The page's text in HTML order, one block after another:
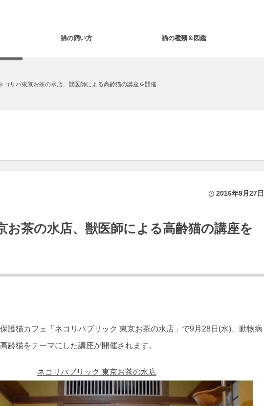
猫の飼い方 猫の種類＆図鑑
コリパ東京お茶の水店、獣医師による高齢猫の講座を開催
2016年9月27日
お茶の水店、獣医師による高齢猫の講座を
護猫カフェ「ネコリパブリック 東京お茶の水店」で9月28日(水)、動物病
齢猫をテーマにした講座が開催されます。
ネコリパブリック 東京お茶の水店